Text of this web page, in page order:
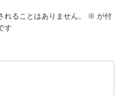
れることはありません。 ※ が付
す